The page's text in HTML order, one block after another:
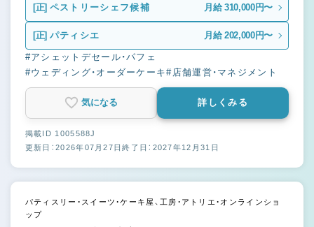
[正] ペストリーシェフ候補 月給 310,000円〜
[正] パティシエ 月給 202,000円〜
#アシェットデセール・パフェ
#ウェディング・オーダーケーキ#店舗運営・マネジメント
気になる 詳しくみる
掲載ID 1005588J
更新日：2026年07月27日終了日：2027年12月31日
パティスリー・スイーツ・ケーキ屋、工房・アトリエ・オンラインショ
ップ